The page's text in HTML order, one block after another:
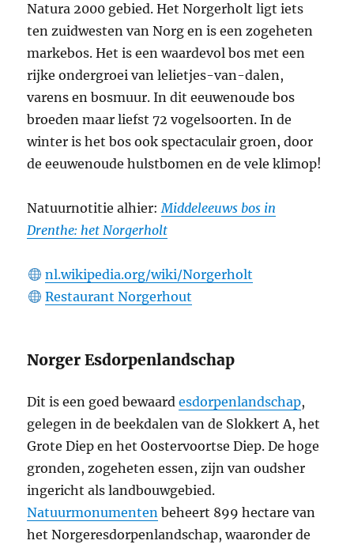
Natura 2000 gebied. Het Norgerholt ligt iets
ten zuidwesten van Norg en is een zogeheten
markebos. Het is een waardevol bos met een
rijke ondergroei van lelietjes-van-dalen,
varens en bosmuur. In dit eeuwenoude bos
broeden maar liefst 72 vogelsoorten. In de
winter is het bos ook spectaculair groen, door
de eeuwenoude hulstbomen en de vele klimop!
Natuurnotitie alhier:Middeleeuws bos in
Drenthe: het Norgerholt
nl.wikipedia.org/wiki/Norgerholt
Restaurant Norgerhout
Norger Esdorpenlandschap
Dit is een goed bewaardesdorpenlandschap,
gelegen in de beekdalen van de Slokkert A, het
Grote Diep en het Oostervoortse Diep. De hoge
gronden, zogeheten essen, zijn van oudsher
ingericht als landbouwgebied.
Natuurmonumenten beheert 899 hectare van
het Norgeresdorpenlandschap, waaronder de